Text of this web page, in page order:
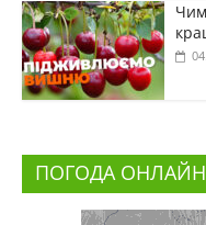
ПОГОДА ОНЛАЙН